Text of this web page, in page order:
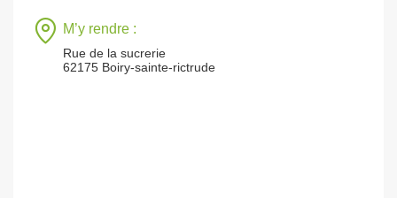
M’y rendre :
Rue de la sucrerie
62175 Boiry-sainte-rictrude